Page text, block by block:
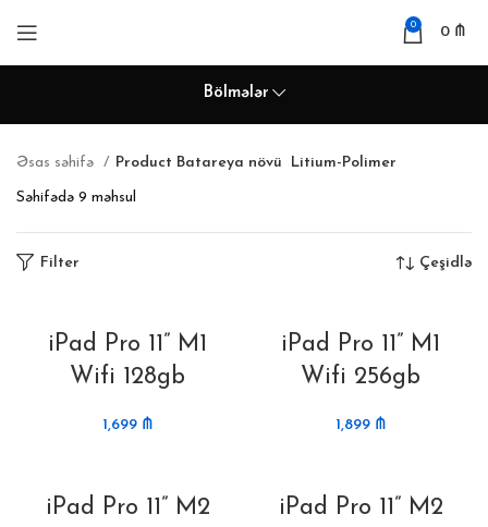
0 0 ₼
Bölmələr
Əsas səhifə Product Batareya növü Litium-Polimer
Səhifədə 9 məhsul
Filter Çeşidlə
iPad Pro 11” M1
Wifi 128gb
1,699 ₼
iPad Pro 11” M1
Wifi 256gb
1,899 ₼
iPad Pro 11” M2
iPad Pro 11” M2